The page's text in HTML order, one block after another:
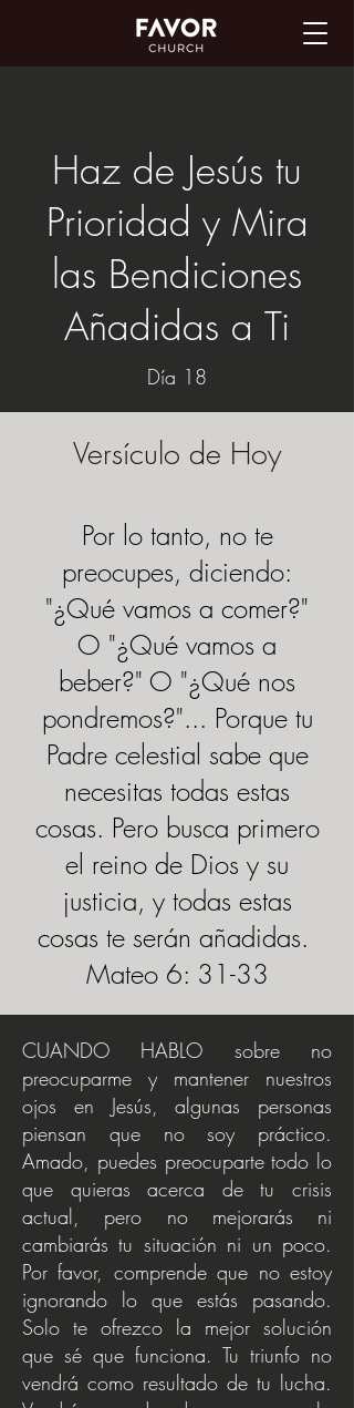
Haz de Jesús tu
Prioridad y Mira
las Bendiciones
Añadidas a Ti
Día 18
Versículo de Hoy
Por lo tanto, no te
preocupes, diciendo:
"¿Qué vamos a comer?"
O "¿Qué vamos a
beber?" O "¿Qué nos
pondremos?"... Porque tu
Padre celestial sabe que
necesitas todas estas
cosas. Pero busca primero
el reino de Dios y su
justicia, y todas estas
cosas te serán añadidas.
Mateo 6: 31-33
CUANDO HABLO sobre no
preocuparme y mantener nuestros
ojos en Jesús, algunas personas
piensan que no soy práctico.
Amado, puedes preocuparte todo lo
que quieras acerca de tu crisis
actual, pero no mejorarás ni
cambiarás tu situación ni un poco.
Por favor, comprende que no estoy
ignorando lo que estás pasando.
Solo te ofrezco la mejor solución
que sé que funciona. Tu triunfo no
vendrá como resultado de tu lucha.